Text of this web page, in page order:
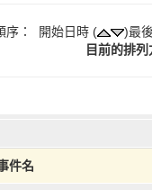
序： 開始日時 ( )最
目前的排
件名